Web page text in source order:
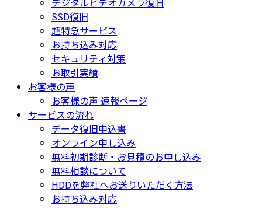
SSD復旧
超特急サービス
お持ち込み対応
セキュリティ対策
お取引実績
お客様の声
お客様の声 速報ページ
サービスの流れ
データ復旧申込書
オンライン申し込み
無料初期診断・お見積のお申し込み
無料相談について
HDDを弊社へお送りいただく方法
お持ち込み対応